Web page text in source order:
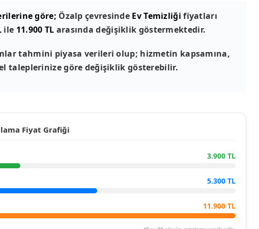
göre; Özalp çevresinde Ev Temizliği fiyatları
ile 11.900 TL arasında değişiklik göstermektedir.
tahmini piyasa verileri olup; hizmetin kapsamına,
taleplerinize göre değişiklik gösterebilir.
Fiyat Grafiği
3.900 TL
5.300 TL
11.900 TL